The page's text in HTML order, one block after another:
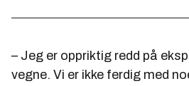
– Jeg er oppriktig redd på
vegne. Vi er ikke ferdig med